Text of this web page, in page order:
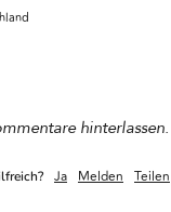
hinterlassen.
Ja Melden Teilen